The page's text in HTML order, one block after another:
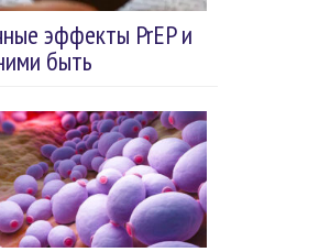
эффекты PrEP и
быть